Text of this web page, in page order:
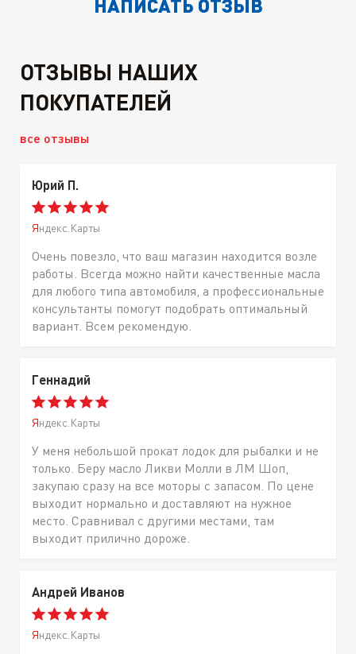
НАПИСАТЬ ОТЗЫВ
ОТЗЫВЫ НАШИХ
ПОКУПАТЕЛЕЙ
все отзывы
Юрий П.
Яндекс.Карты
Очень повезло, что ваш магазин находится возле
работы. Всегда можно найти качественные масла
для любого типа автомобиля, а профессиональные
консультанты помогут подобрать оптимальный
вариант. Всем рекомендую.
Геннадий
Яндекс.Карты
У меня небольшой прокат лодок для рыбалки и не
только. Беру масло Ликви Молли в ЛМ Шоп,
закупаю сразу на все моторы с запасом. По цене
выходит нормально и доставляют на нужное
место. Сравнивал с другими местами, там
выходит прилично дороже.
Андрей Иванов
Яндекс.Карты